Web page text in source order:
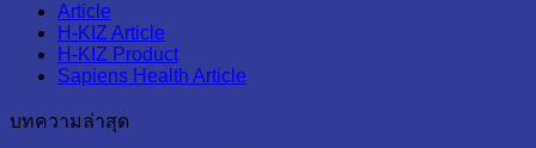
Article
H-KIZ Article
H-KIZ Product
Sapiens Health Article
บทความล่าสุด